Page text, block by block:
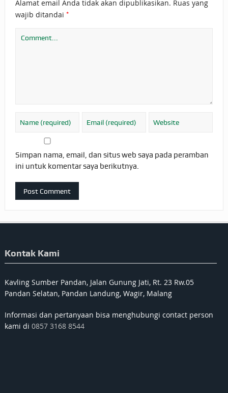
Alamat email Anda tidak akan dipublikasikan. Ruas yang
wajib ditandai *
Simpan nama, email, dan situs web saya pada peramban
ini untuk komentar saya berikutnya.
Kontak Kami
Kavling Sumber Pandan, Jalan Gunung Jati, Rt. 23 Rw.05
Pandan Selatan, Pandan Landung, Wagir, Malang
Informasi dan pertanyaan bisa menghubungi contact person
kami di 0857 3168 8544